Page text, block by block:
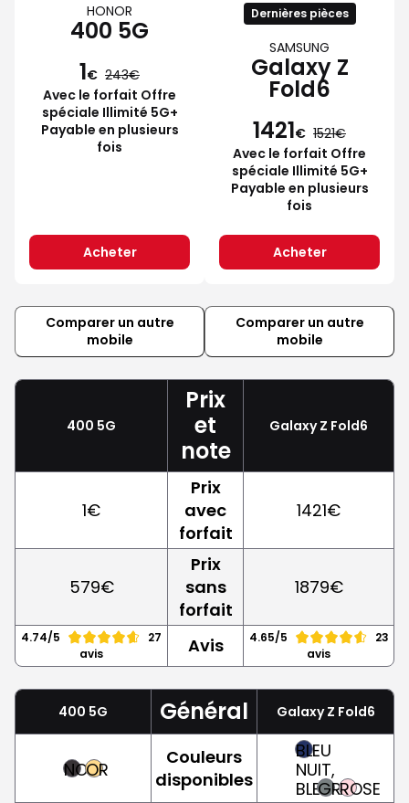
HONOR
400 5G
1€ 243
Avec le forfait Offre
spéciale Illimité 5G+
Payable en plusieurs
fois
Acheter
Dernières pièces
SAMSUNG
Galaxy Z
Fold6
1421€ 1521
Avec le forfait Offre
spéciale Illimité 5G+
Payable en plusieurs
fois
Acheter
Comparer un autre
mobile
Comparer un autre
mobile
400 5G
Prix
et
note
Galaxy Z Fold6
1€
Prix
avec
forfait
1421€
579€
Prix
sans
forfait
1879€
4.74/5
27
avis
Avis 4.65/5
23
avis
400 5G Général Galaxy Z Fold6
NOIR
OR
Couleurs
disponibles
BLEU
NUIT,
BLEUGRISROSE